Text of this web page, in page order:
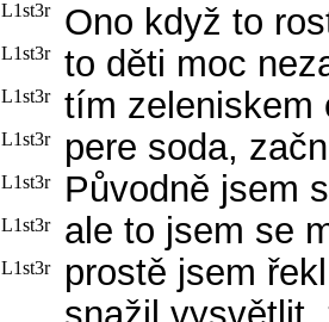
Ono když to
to děti moc
tím zeleniskem
pere soda,
Původně jsem
ale to jsem se
prostě jsem
snažil vysvětlit,